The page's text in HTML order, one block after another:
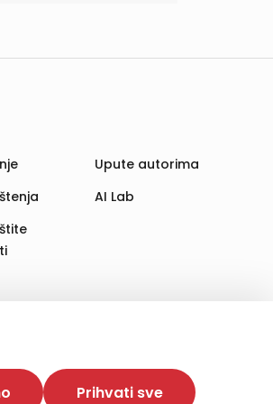
iskustvo,
u tu svrhu. Naši partneri
Prihvati sve
Upute autorima
AI Lab